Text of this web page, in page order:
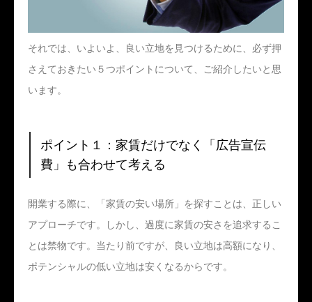
それでは、いよいよ、良い立地を見つけるために、必ず押
さえておきたい５つポイントについて、ご紹介したいと思
います。
ポイント１：家賃だけでなく「広告宣伝
費」も合わせて考える
開業する際に、「家賃の安い場所」を探すことは、正しい
アプローチです。しかし、過度に家賃の安さを追求するこ
とは禁物です。当たり前ですが、良い立地は高額になり、
ポテンシャルの低い立地は安くなるからです。